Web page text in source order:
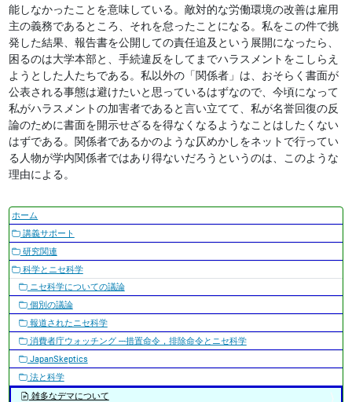
能しなかったことを意味している。敵対的な労働環境の改善は雇用
主の義務であるところ、それを怠ったことになる。私をこの件で挑
発した結果、報告書を公開しての責任追及という展開になったら、
困るのは大学本部と、手続違反をしてまでハラスメントをこしらえ
ようとした人たちである。私以外の「関係者」は、おそらく書面が
公表される事態は避けたいと思っているはずなので、今頃になって
私がハラスメントの加害者であると言い立てて、私が名誉回復の反
論のために書面を開示せざるを得なくなるようなことはしたくない
はずである。関係者であるかのような仄めかしをネットで行ってい
る人物が学内関係者ではあり得ないだろうというのは、このような
理由による。
ナ
ビ
ゲ
ー
シ
ョ
ン
ホーム
講義サポート
研究関連
科学とニセ科学
ニセ科学についての議論
個別の議論
報道されたニセ科学
消費者庁ウォッチング ---措置命令，排除命令とニセ科学
JapanSkeptics
法と科学
雑多なデマについて